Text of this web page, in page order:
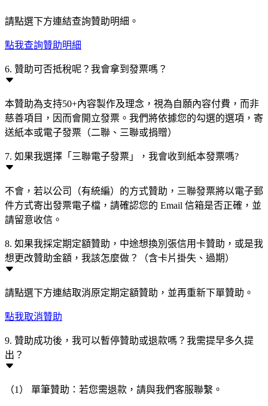
請點選下方連結查詢贊助明細。
點我查詢贊助明細
6. 贊助可否抵稅呢？我會拿到發票嗎？
本贊助為支持50+內容製作及理念，視為自願內容付費，而非
慈善項目，因而會開立發票。我們將依據您的勾選的選項，寄
送紙本或電子發票（二聯、三聯或捐贈）
7. 如果我選擇「三聯電子發票」，我會收到紙本發票嗎?
不會，若以公司（有統編）的方式贊助，三聯發票將以電子郵
件方式寄出發票電子檔，請確認您的 Email 信箱是否正確，並
請留意收信。
8. 如果我採定期定額贊助，中途想換別張信用卡贊助，或是我
想更改贊助金額，我該怎麼做？（含卡片掛失、過期）
請點選下方連結取消原定期定額贊助，並再重新下單贊助。
點我取消贊助
9. 贊助成功後，我可以暫停贊助或退款嗎？我需提早多久提
出？
（1） 單筆贊助：若您需退款，請與我們客服聯繫。